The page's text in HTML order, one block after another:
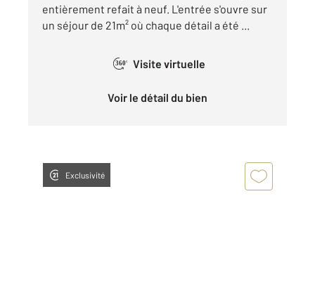
entièrement refait à neuf. L'entrée s'ouvre sur
un séjour de 21m² où chaque détail a été ...
360° Visite virtuelle
Voir le détail du bien
Exclusivité